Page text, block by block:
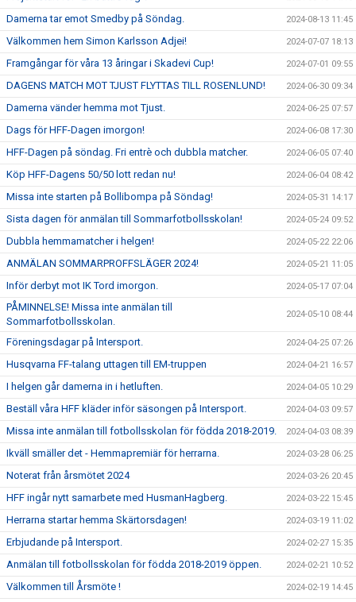
Damerna tar emot Smedby på Söndag. 2024-08-13 11:45
Välkommen hem Simon Karlsson Adjei! 2024-07-07 18:13
Framgångar för våra 13 åringar i Skadevi Cup! 2024-07-01 09:55
DAGENS MATCH MOT TJUST FLYTTAS TILL ROSENLUND! 2024-06-30 09:34
Damerna vänder hemma mot Tjust. 2024-06-25 07:57
Dags för HFF-Dagen imorgon! 2024-06-08 17:30
HFF-Dagen på söndag. Fri entrè och dubbla matcher. 2024-06-05 07:40
Köp HFF-Dagens 50/50 lott redan nu! 2024-06-04 08:42
Missa inte starten på Bollibompa på Söndag! 2024-05-31 14:17
Sista dagen för anmälan till Sommarfotbollsskolan! 2024-05-24 09:52
Dubbla hemmamatcher i helgen! 2024-05-22 22:06
ANMÄLAN SOMMARPROFFSLÄGER 2024! 2024-05-21 11:05
Inför derbyt mot IK Tord imorgon. 2024-05-17 07:04
PÅMINNELSE! Missa inte anmälan till
Sommarfotbollsskolan.
2024-05-10 08:44
Föreningsdagar på Intersport. 2024-04-25 07:26
Husqvarna FF-talang uttagen till EM-truppen 2024-04-21 16:57
I helgen går damerna in i hetluften. 2024-04-05 10:29
Beställ våra HFF kläder inför säsongen på Intersport. 2024-04-03 09:57
Missa inte anmälan till fotbollsskolan för födda 2018-2019. 2024-04-03 08:39
Ikväll smäller det - Hemmapremiär för herrarna. 2024-03-28 06:25
Noterat från årsmötet 2024 2024-03-26 20:45
HFF ingår nytt samarbete med HusmanHagberg. 2024-03-22 15:45
Herrarna startar hemma Skärtorsdagen! 2024-03-19 11:02
Erbjudande på Intersport. 2024-02-27 15:35
Anmälan till fotbollsskolan för födda 2018-2019 öppen. 2024-02-21 10:52
Välkommen till Årsmöte ! 2024-02-19 14:45